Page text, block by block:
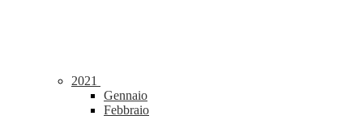
2021
Gennaio
Febbraio